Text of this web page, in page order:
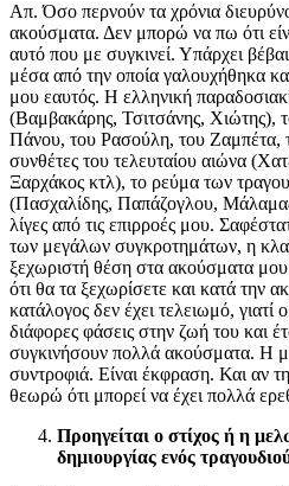
Απ. Όσο περνούν τα χρόνια
ακούσματα. Δεν μπορώ να πω ότι
αυτό που με συγκινεί. Υπάρχει
μέσα από την οποία γαλουχήθηκα
μου εαυτός. Η ελληνική
(Βαμβακάρης, Τσιτσάνης, Χιώτης),
Πάνου, του Ρασούλη, του Ζαμπέτα,
συνθέτες του τελευταίου αιώνα
Ξαρχάκος κτλ), το ρεύμα των
(Πασχαλίδης, Παπάζογλου,
λίγες από τις επιρροές μου.
των μεγάλων συγκροτημάτων, η
ξεχωριστή θέση στα ακούσματα
ότι θα τα ξεχωρίσετε και κατά την
κατάλογος δεν έχει τελειωμό,
διάφορες φάσεις στην ζωή του και
συγκινήσουν πολλά ακούσματα. Η
συντροφιά. Είναι έκφραση. Και αν
θεωρώ ότι μπορεί να έχει πολλά
Προηγείται ο στίχος ή η
δημιουργίας ενός